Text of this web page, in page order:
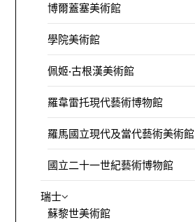
博爾蓋塞美術館
學院美術館
佩姬·古根漢美術館
羅韋雷托現代藝術博物館
羅馬國立現代及當代藝術美術館
國立二十一世紀藝術博物館
瑞士
蘇黎世美術館